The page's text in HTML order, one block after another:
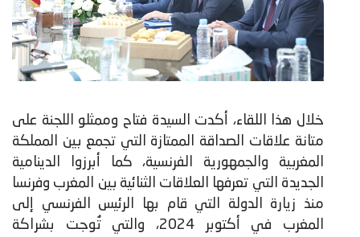
خلال هذا اللقاء، أكدت السيدة فتاح وممثلو اللجنة على
متانة علاقات الصداقة الممتازة التي تجمع بين المملكة
المغربية والجمهورية الفرنسية، كما أبرزوا الدينامية
الجديدة التي تعرفها العلاقات الثنائية بين المغرب وفرنسا
منذ زيارة الدولة التي قام بها الرئيس الفرنسي إلى
المغرب في أكتوبر 2024، والتي تُوجت بشراكة